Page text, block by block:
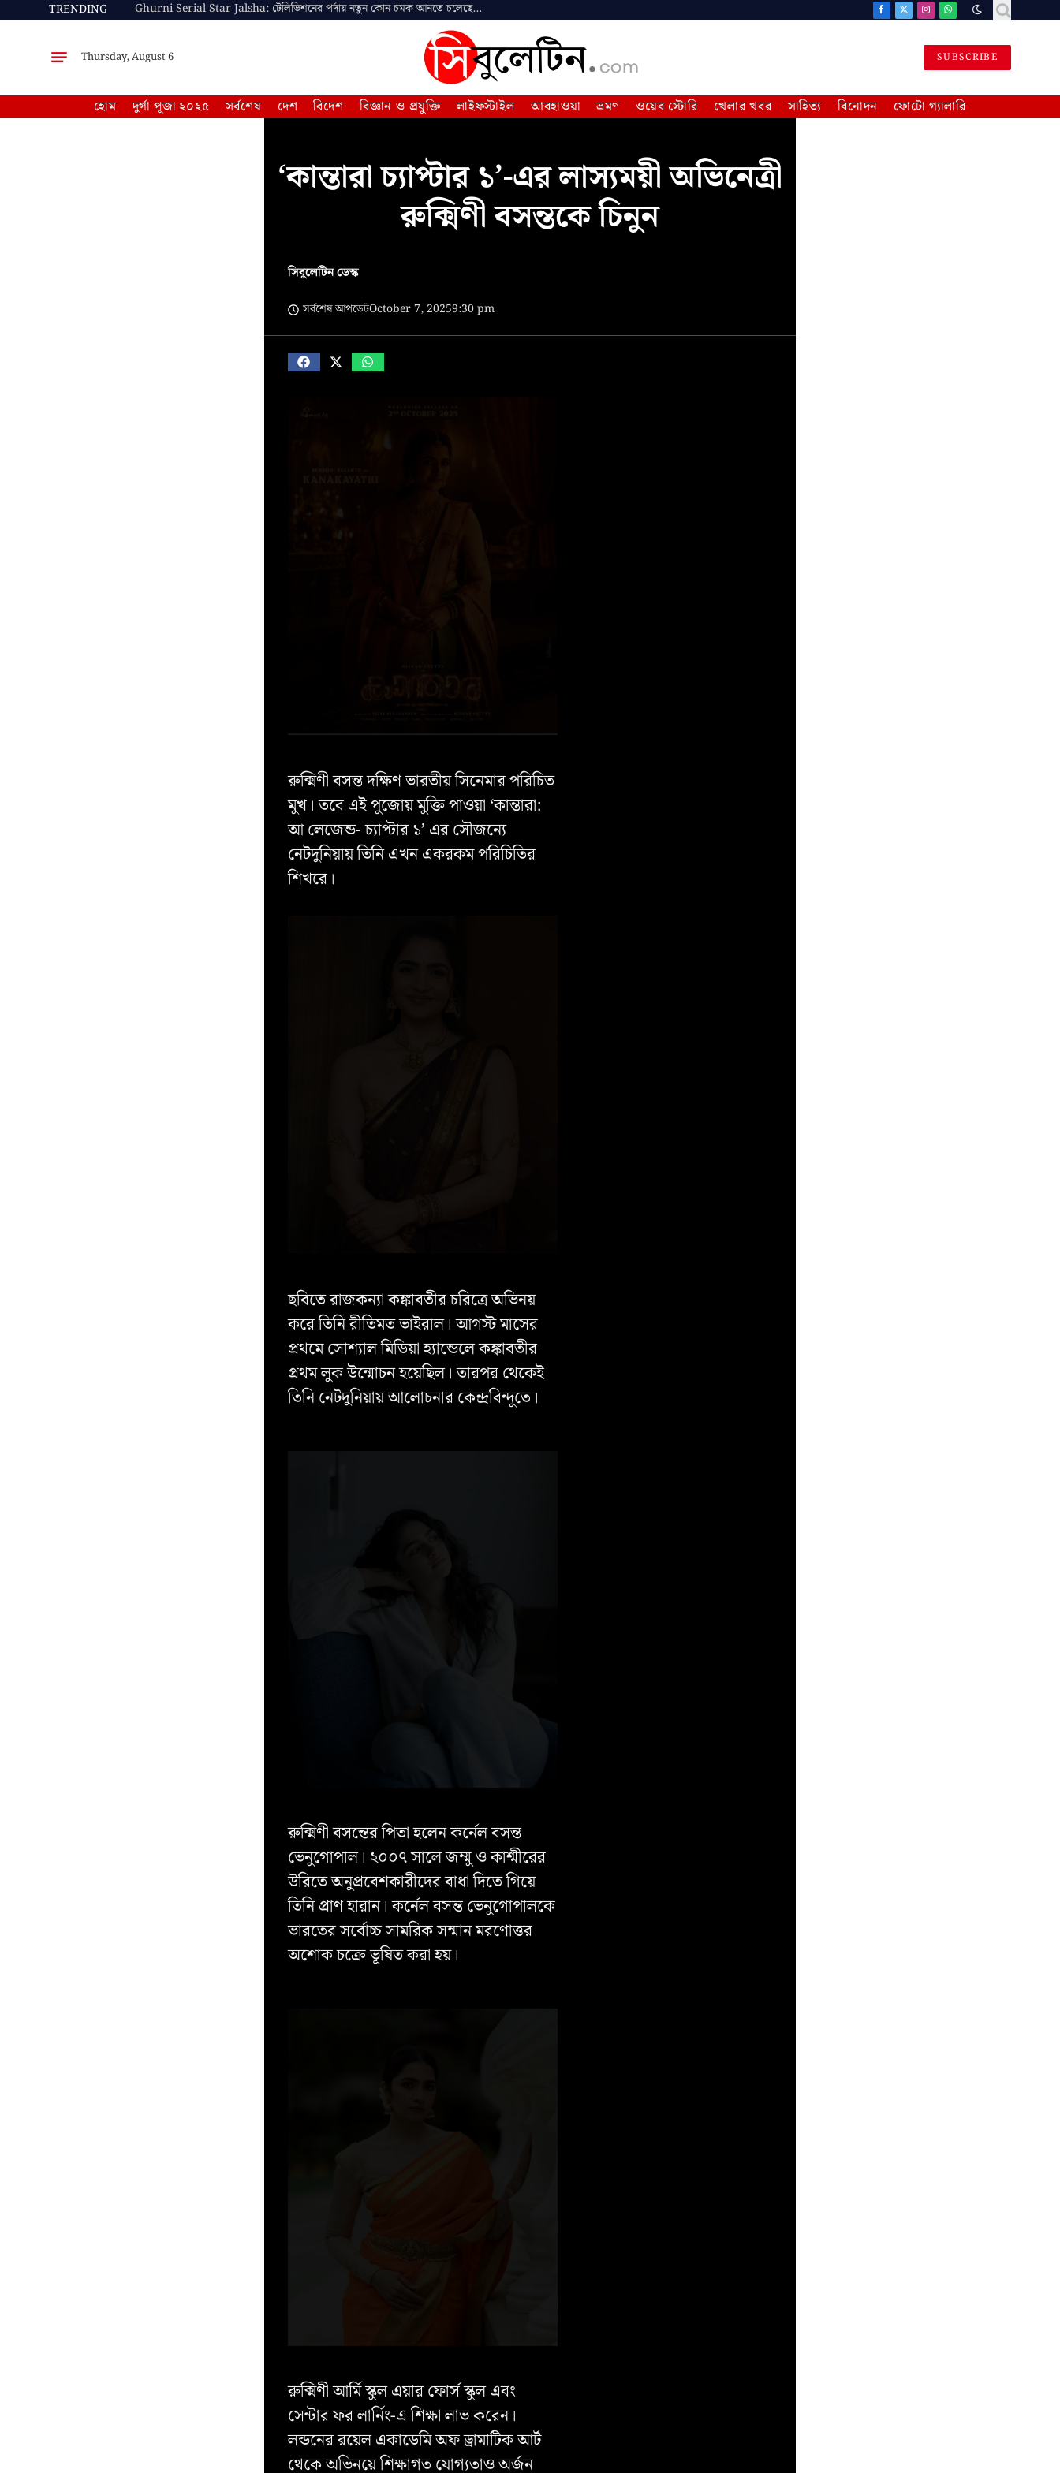
TRENDING Ghurni Serial Star Jalsha: টেলিভিশনের পর্দায় নতুন কোন চমক আনতে চলেছে ‘ঘূর্ণি’? Facebook
X
Instagram
WhatsApp
Thursday, August 6 SUBSCRIBE
হোম দুর্গা পূজা ২০২৫ সর্বশেষ দেশ বিদেশ বিজ্ঞান ও প্রযুক্তি লাইফস্টাইল আবহাওয়া ভ্রমণ ওয়েব স্টোরি খেলার খবর সাহিত্য বিনোদন ফোটো গ্যালারি
‘কান্তারা চ্যাপ্টার ১’-এর লাস্যময়ী অভিনেত্রী
রুক্মিণী বসন্তকে চিনুন
সিবুলেটিন ডেস্ক
সর্বশেষ আপডেটOctober 7, 20259:30 pm
রুক্মিণী বসন্ত দক্ষিণ ভারতীয় সিনেমার পরিচিত
মুখ। তবে এই পুজোয় মুক্তি পাওয়া ‘কান্তারা:
আ লেজেন্ড- চ্যাপ্টার ১’ এর সৌজন্যে
নেটদুনিয়ায় তিনি এখন একরকম পরিচিতির
শিখরে।
ছবিতে রাজকন্যা কঙ্কাবতীর চরিত্রে অভিনয়
করে তিনি রীতিমত ভাইরাল। আগস্ট মাসের
প্রথমে সোশ্যাল মিডিয়া হ্যান্ডেলে কঙ্কাবতীর
প্রথম লুক উন্মোচন হয়েছিল। তারপর থেকেই
তিনি নেটদুনিয়ায় আলোচনার কেন্দ্রবিন্দুতে।
রুক্মিণী বসন্তের পিতা হলেন কর্নেল বসন্ত
ভেনুগোপাল। ২০০৭ সালে জম্মু ও কাশ্মীরের
উরিতে অনুপ্রবেশকারীদের বাধা দিতে গিয়ে
তিনি প্রাণ হারান। কর্নেল বসন্ত ভেনুগোপালকে
ভারতের সর্বোচ্চ সামরিক সন্মান মরণোত্তর
অশোক চক্রে ভূষিত করা হয়।
রুক্মিণী আর্মি স্কুল এয়ার ফোর্স স্কুল এবং
সেন্টার ফর লার্নিং-এ শিক্ষা লাভ করেন।
লন্ডনের রয়েল একাডেমি অফ ড্রামাটিক আর্ট
থেকে অভিনয়ে শিক্ষাগত যোগ্যতাও অর্জন